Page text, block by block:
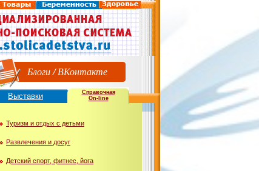
Блоги/ВКонтакте
Туризм и отдых с детьми
Развлечения и досуг
Детский спорт, фитнес, йога
Справочная
On-line
Выставки